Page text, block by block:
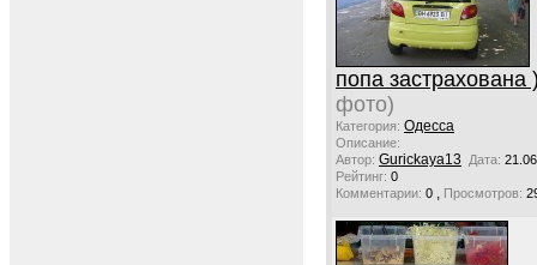
попа застрахована
фото)
Категория: Одесса
Описание:
Автор: Gurickaya13 Дата:
Рейтинг: 0
Комментарии: 0 , Просмотров: